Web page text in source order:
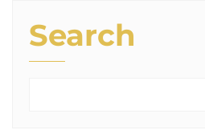
Search